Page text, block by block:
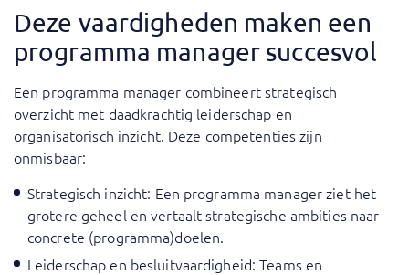
Deze vaardigheden maken een
programma manager succesvol
Een programma manager combineert strategisch
overzicht met daadkrachtig leiderschap en
organisatorisch inzicht. Deze competenties zijn
onmisbaar:
Strategisch inzicht: Een programma manager ziet het
grotere geheel en vertaalt strategische ambities naar
concrete (programma)doelen.
Leiderschap en besluitvaardigheid: Teams en